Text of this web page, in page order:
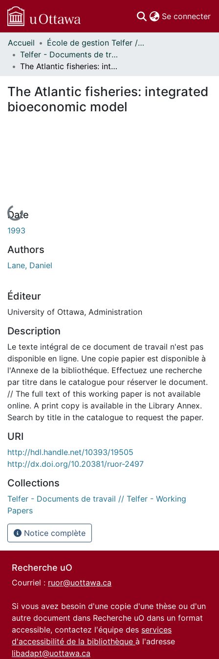
Se connecter
Communautés
et collections
Parcourir
À propos
Accueil
École de gestion Telfer // Telfer School of Management
Telfer - Documents de travail // Telfer - Working Papers
The Atlantic fisheries: integrated bioeconomic model
The Atlantic fisheries: integrated
bioeconomic model
En cours de chargement...
Date
1993
Authors
Lane, Daniel
Éditeur
University of Ottawa, Administration
Description
Le texte intégral de ce document de travail n'est pas
disponible en ligne. Une copie papier est disponible à
l'Annexe de la bibliothéque. Effectuez une recherche
par titre dans le catalogue pour réserver le document.
// The full text of this working paper is not available
online. A print copy is available in the Library Annex.
Search by title in the catalogue to request the paper.
URI
http://hdl.handle.net/10393/19505
http://dx.doi.org/10.20381/ruor-2497
Collections
Telfer - Documents de travail // Telfer - Working
Papers
Notice complète
Recherche uO
Courriel : ruor@uottawa.ca
Si vous avez besoin d'une copie d'une thèse ou d'un
autre document dans Recherche uO dans un format
accessible, contactez l'équipe des services
d'accessibilité de la bibliothèque à l'adresse
libadapt@uottawa.ca